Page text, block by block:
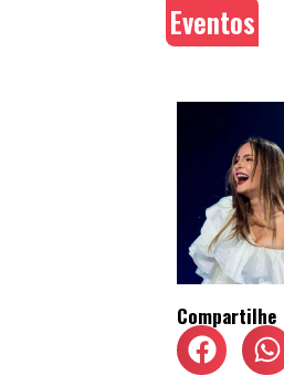
Eventos
Compartilhe